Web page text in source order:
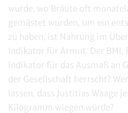
wurde, wo Bräute oft
gemästet wurden, um ein
zu haben, ist Nahrung im
Indikator für Armut. Der BMI,
Indikator für das Ausmaß an
der Gesellschaft herrscht?
lassen, dass Justitias Waage
Kilogramm wiegen würde?